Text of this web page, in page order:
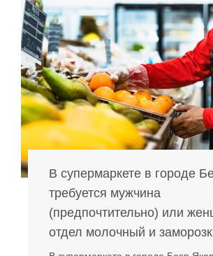
В супермаркете в городе
требуется мужчина
(предпочтительно) или
отдел молочный и